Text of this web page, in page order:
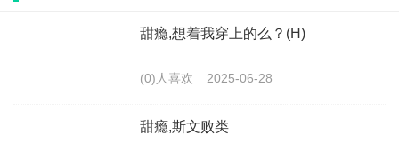
甜瘾,想着我穿上的么？(H)
(0)人喜欢 2025-06-28
甜瘾,斯文败类